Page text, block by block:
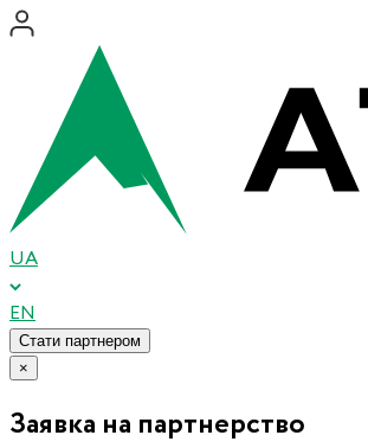
UA
EN
Стати партнером
×
Заявка на партнерство